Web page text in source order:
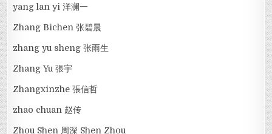
yang lan yi 洋澜一
Zhang Bichen 张碧晨
zhang yu sheng 张雨生
Zhang Yu 張宇
Zhangxinzhe 張信哲
zhao chuan 赵传
Zhou Shen 周深 Shen Zhou